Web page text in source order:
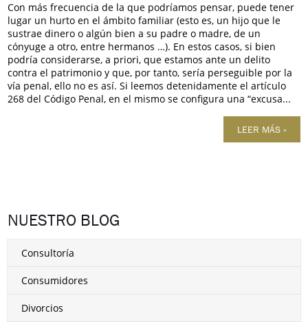
Con más frecuencia de la que podríamos pensar, puede tener
lugar un hurto en el ámbito familiar (esto es, un hijo que le
sustrae dinero o algún bien a su padre o madre, de un
cónyuge a otro, entre hermanos …). En estos casos, si bien
podría considerarse, a priori, que estamos ante un delito
contra el patrimonio y que, por tanto, sería perseguible por la
vía penal, ello no es así. Si leemos detenidamente el artículo
268 del Código Penal, en el mismo se configura una “excusa...
LEER MÁS »
NUESTRO BLOG
Consultoría
Consumidores
Divorcios